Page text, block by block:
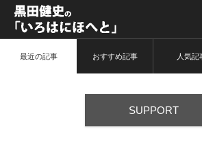
最近の記事 おすすめ記事 人気記
SUPPORT
黒田健史プロフィール
カテゴリ一覧